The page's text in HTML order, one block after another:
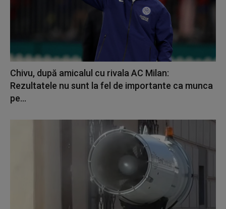
Chivu, după amicalul cu rivala AC Milan:
Rezultatele nu sunt la fel de importante ca munca
pe...